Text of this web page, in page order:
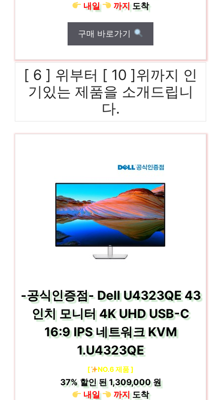
내일
까지도착
구매 바로가기
[ 6 ] 위부터 [ 10 ]위까지 인
기있는 제품을 소개드립니
다.
-공식인증점- Dell U4323QE 43
인치 모니터 4K UHD USB-C
16:9 IPS 네트워크 KVM
1.U4323QE
[ NO.6 제품 ]
37%할인 된1,309,000 원
내일
까지도착